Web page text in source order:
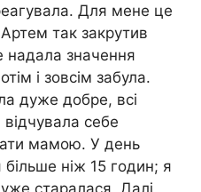
Для мене це
так закрутив
значення
і зовсім забула.
дуже добре, всі
відчувала себе
мамою. У день
ніж 15 годин; я
старалася. Далі